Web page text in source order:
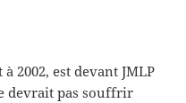
2002, est devant JMLP
devrait pas souffrir